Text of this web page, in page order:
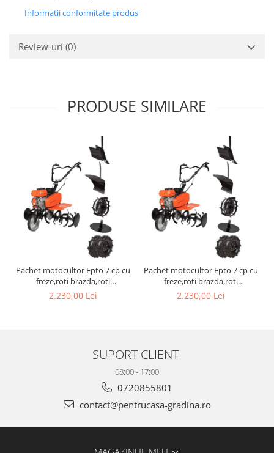
Informatii conformitate produs
Review-uri (0)
PRODUSE SIMILARE
Pachet motocultor Epto 7 cp cu
freze,roti brazda,roti
rutiere,plug si rarita
2.230,00 Lei
Pachet motocultor Epto 7 cp cu
freze,roti brazda,roti
rutiere,plug si rarita
2.230,00 Lei
SUPORT CLIENTI
08:00 - 17:00
0720855801
contact@pentrucasa-gradina.ro